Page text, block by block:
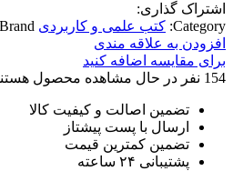
اشتراک گذاری:
Category: کتب علمی و کاربردی Brand:
افزودن به علاقه مندی
برای مقایسه اضافه کنید
154 نفر در حال مشاهده محصول
تضمین اصالت و کیفیت کالا
ارسال با پست پیشتاز
تضمین کمترین قیمت
پشتیبانی ۲۴ ساعته